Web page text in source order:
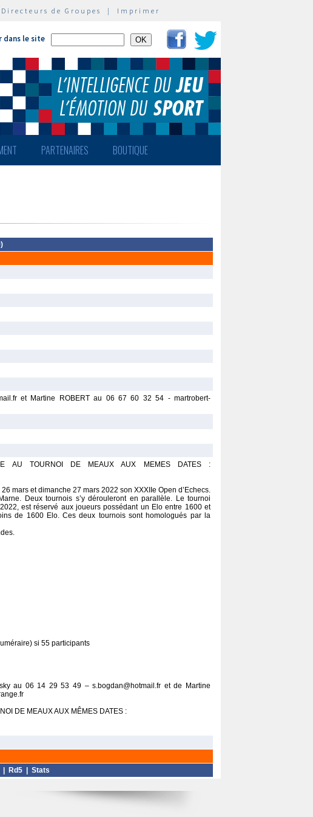
Directeurs de Groupes | Imprimer
dans le site
PARTENAIRES BOUTIQUE
et Martine ROBERT au 06 67 60 32 54 - martrobert-
AU TOURNOI DE MEAUX AUX MEMES DATES :
mars et dimanche 27 mars 2022 son XXXIIe Open d’Echecs.
Deux tournois s’y dérouleront en parallèle. Le tournoi
est réservé aux joueurs possédant un Elo entre 1600 et
de 1600 Elo. Ces deux tournois sont homologués par la
si 55 participants
au 06 14 29 53 49 – s.bogdan@hotmail.fr et de Martine
DE MEAUX AUX MÊMES DATES :
Rd5 Stats